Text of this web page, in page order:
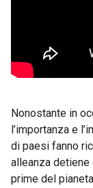
Nonostante in
l’importanza e
di paesi fanno
alleanza
prime del